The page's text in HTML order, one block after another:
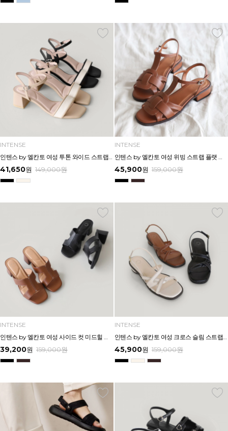
INTENSE
인텐스 by 엘칸토 여성 투톤 와이드 스트랩 미드힐 샌들 5cm LCWW00I626
41,650원 149,000원
INTENSE
인텐스 by 엘칸토 여성 위빙 스트랩 플랫 샌들 2.5cm LCWW05I626
45,900원 159,000원
INTENSE
39,200원 159,000원
INTENSE
45,900원 159,000원